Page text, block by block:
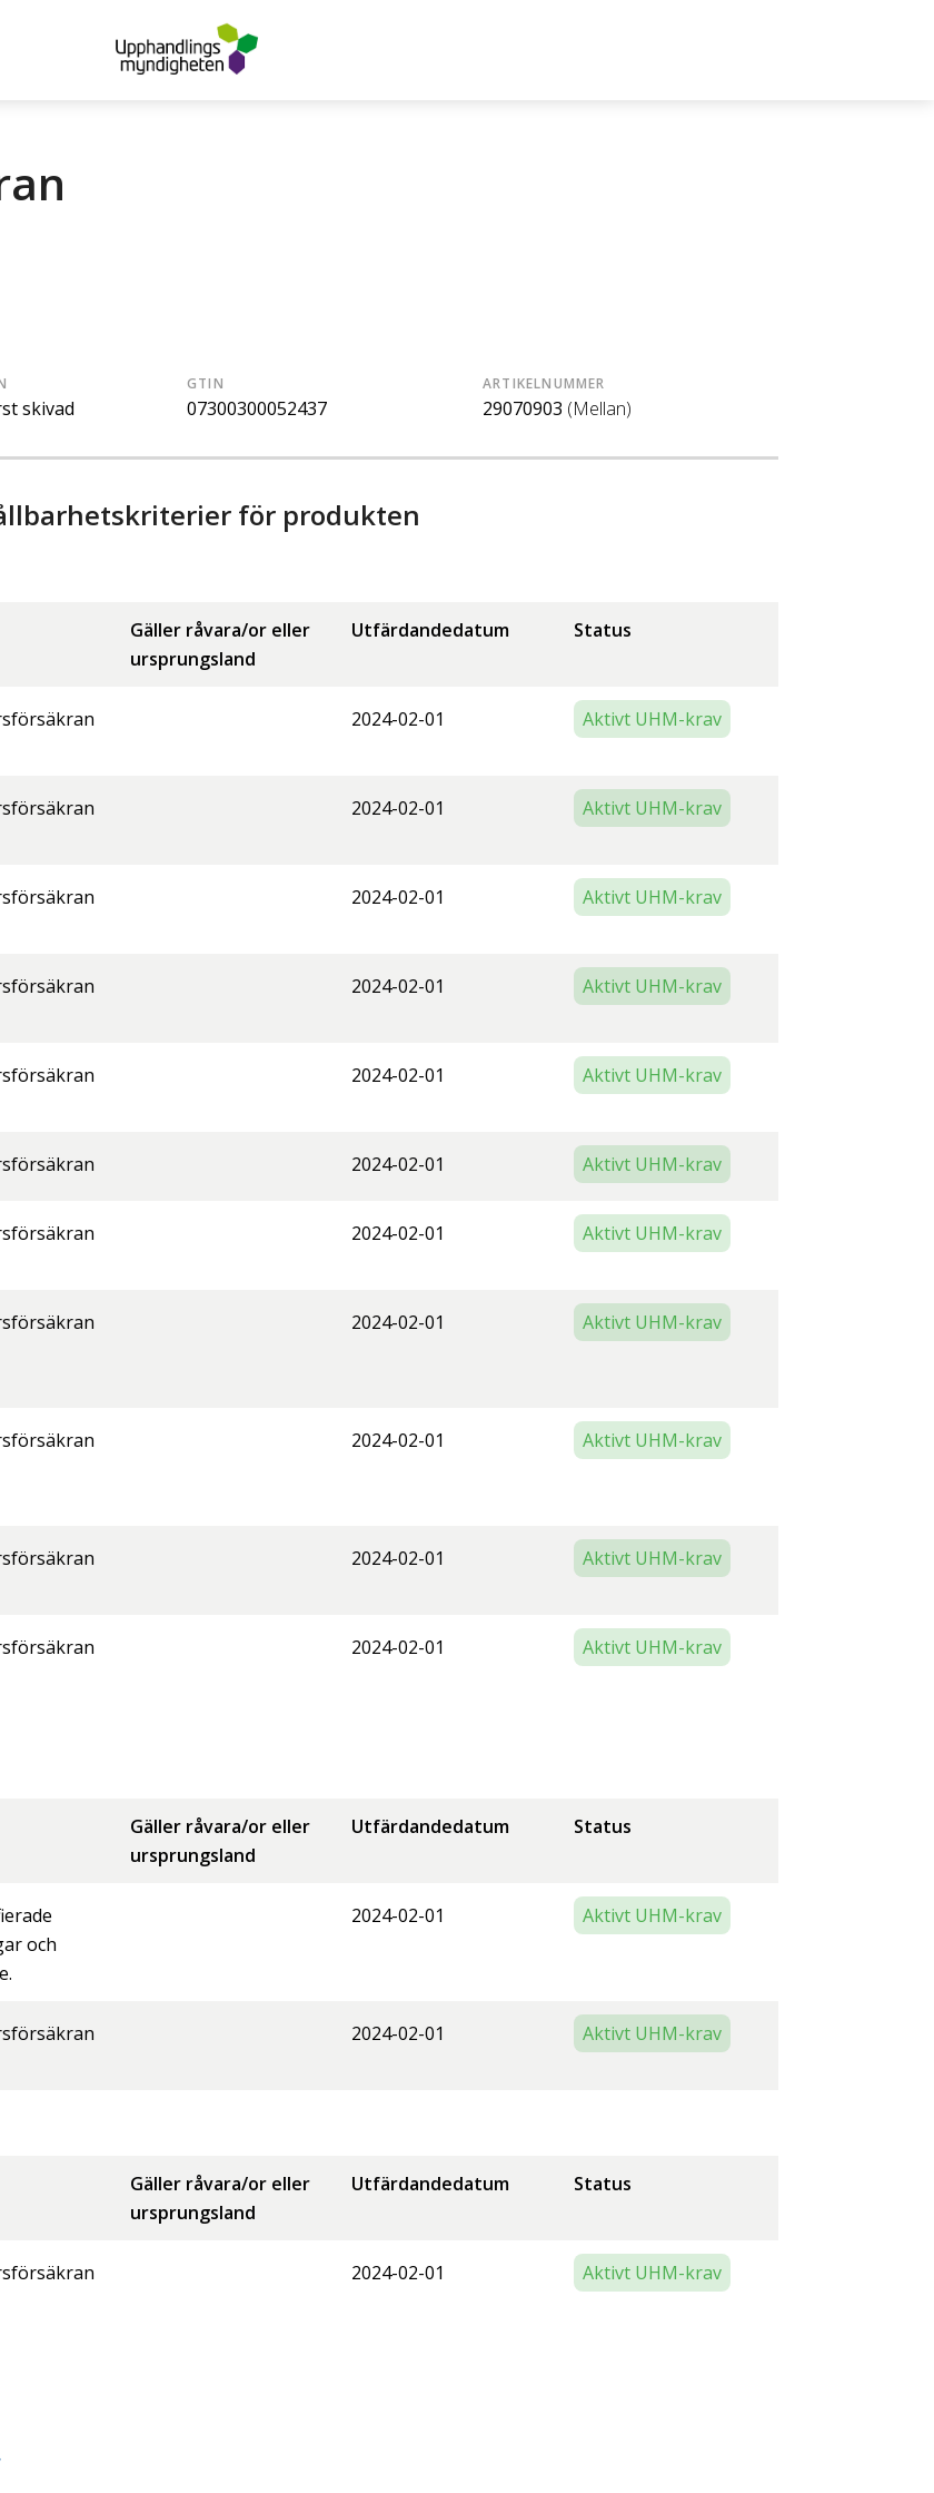
skivad
GTIN
07300300052437
ARTIKELNUMMER
29070903 (Mellan)
för produkten
Gäller råvara/or eller
ursprungsland
Utfärdandedatum Status
2024-02-01 Aktivt UHM-krav
2024-02-01 Aktivt UHM-krav
2024-02-01 Aktivt UHM-krav
2024-02-01 Aktivt UHM-krav
2024-02-01 Aktivt UHM-krav
2024-02-01 Aktivt UHM-krav
2024-02-01 Aktivt UHM-krav
2024-02-01 Aktivt UHM-krav
2024-02-01 Aktivt UHM-krav
2024-02-01 Aktivt UHM-krav
2024-02-01 Aktivt UHM-krav
Gäller råvara/or eller
ursprungsland
Utfärdandedatum Status
och
2024-02-01 Aktivt UHM-krav
2024-02-01 Aktivt UHM-krav
Gäller råvara/or eller
ursprungsland
Utfärdandedatum Status
2024-02-01 Aktivt UHM-krav